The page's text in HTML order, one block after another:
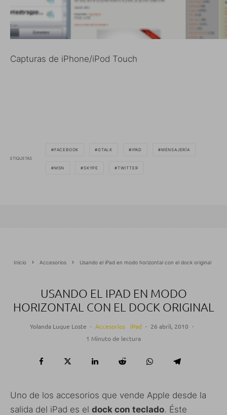
Capturas de iPhone/iPod Touch
ETIQUETAS
FACEBOOK GTALK IPAD MENSAJERÍA
MSN SKYPE TWITTER
Inicio Accesorios Usando el iPad en modo horizontal con el dock original
USANDO EL IPAD EN MODO
HORIZONTAL CON EL DOCK ORIGINAL
Yolanda Luque Loste · Accesorios iPad · 26 abril, 2010 ·
1 Minuto de lectura
Uno de los accesorios que vende Apple desde la
salida del iPad es el dock con teclado. Éste